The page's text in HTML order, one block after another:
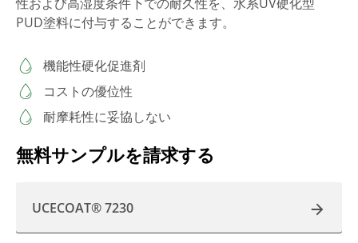
性および高湿度条件下での耐久性を、水系UV硬化型
PUD塗料に付与することができます。
機能性硬化促進剤
コストの優位性
耐摩耗性に妥協しない
無料サンプルを請求する
UCECOAT® 7230